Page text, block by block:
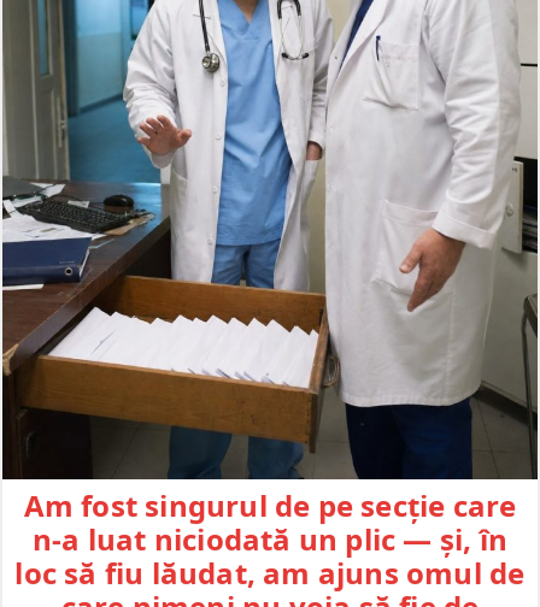
Am fost singurul de pe secție care
n-a luat niciodată un plic — și, în
loc să fiu lăudat, am ajuns omul de